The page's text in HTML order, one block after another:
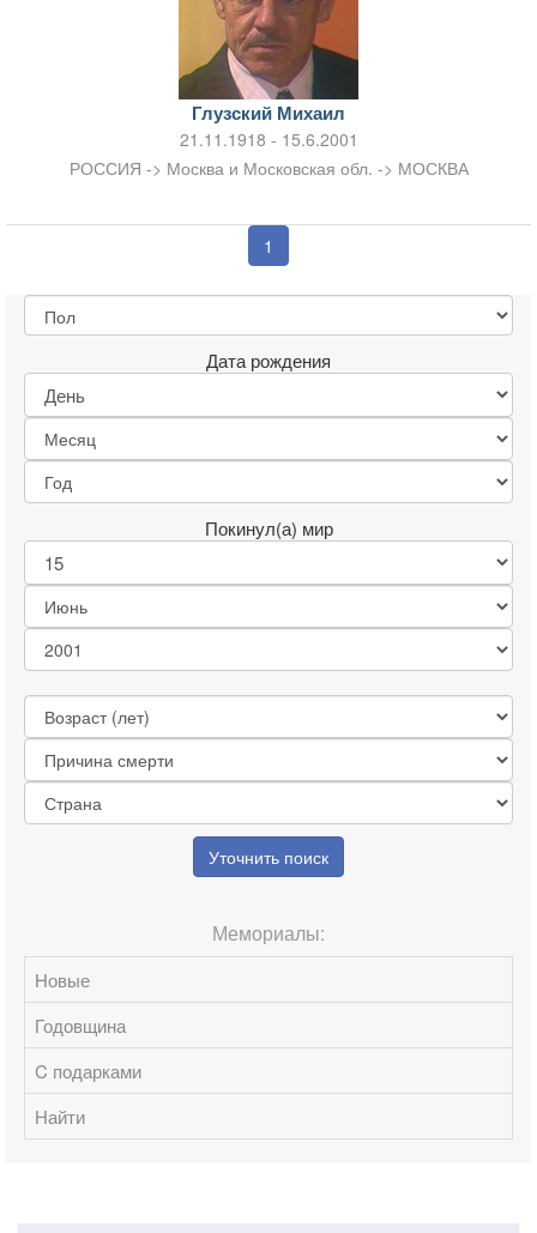
Глузский Михаил
21.11.1918 - 15.6.2001
РОССИЯ -> Москва и Московская обл. -> МОСКВА
1
Дата рождения
Покинул(а) мир
Уточнить поиск
Мемориалы:
Новые
Годовщина
C подарками
Найти